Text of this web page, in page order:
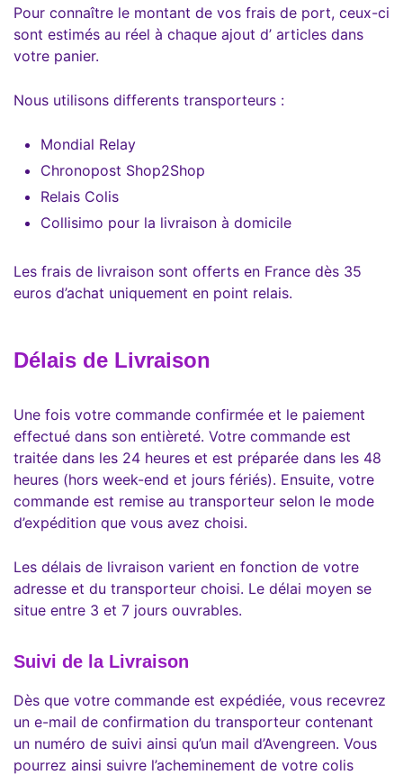
Pour connaître le montant de vos frais de port, ceux-ci
sont estimés au réel à chaque ajout d’ articles dans
votre panier.
Nous utilisons differents transporteurs :
Mondial Relay
Chronopost Shop2Shop
Relais Colis
Collisimo pour la livraison à domicile
Les frais de livraison sont offerts en France dès 35
euros d’achat uniquement en point relais.
Délais de Livraison
Une fois votre commande confirmée et le paiement
effectué dans son entièreté. Votre commande est
traitée dans les 24 heures et est préparée dans les 48
heures (hors week-end et jours fériés). Ensuite, votre
commande est remise au transporteur selon le mode
d’expédition que vous avez choisi.
Les délais de livraison varient en fonction de votre
adresse et du transporteur choisi. Le délai moyen se
situe entre 3 et 7 jours ouvrables.
Suivi de la Livraison
Dès que votre commande est expédiée, vous recevrez
un e-mail de confirmation du transporteur contenant
un numéro de suivi ainsi qu’un mail d’Avengreen. Vous
pourrez ainsi suivre l’acheminement de votre colis